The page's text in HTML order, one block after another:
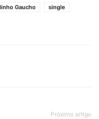
Gaucho
single
Próximo artigo